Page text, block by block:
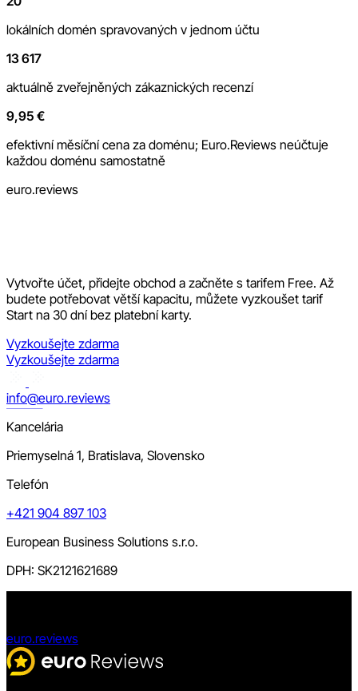
lokálních domén spravovaných v jednom účtu
13 617
aktuálně zveřejněných zákaznických recenzí
9,95 €
efektivní měsíční cena za doménu; Euro.Reviews neúčtuje
každou doménu samostatně
euro.reviews
Vytvořte účet, přidejte obchod a začněte s tarifem Free. Až
budete potřebovat větší kapacitu, můžete vyzkoušet tarif
Start na 30 dní bez platební karty.
Vyzkoušejte zdarma
Vyzkoušejte zdarma
info@euro.reviews
Kancelária
Priemyselná 1, Bratislava, Slovensko
Telefón
+421 904 897 103
European Business Solutions s.r.o.
DPH: SK2121621689
euro.reviews